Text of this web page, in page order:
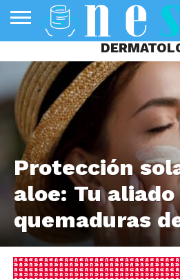
SANIDAD
INVESTIGACIÓN
ENTREVISTAS
PROFESIONALES
DE LA SALUD
INFOGRAFÍAS
DE SALUD
OPINIÓN
Protección
aloe: Tu
quemaduras